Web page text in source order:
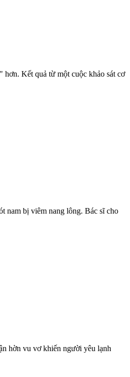
Kết quả từ một cuộc khảo sát cơ
nam bị viêm nang lông. Bác sĩ cho
hờn vu vơ khiến người yêu lạnh